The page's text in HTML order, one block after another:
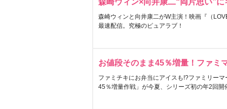
森崎ウィン×向井康二“両片思い”
森崎ウィンと向井康二がW主演！映画『（
最速配信。究極のピュアラブ！
お値段そのまま45％増量！ファミ
ファミチキにお弁当にアイスも!?ファミリー
45％増量作戦」が今夏、シリーズ初の年2回開